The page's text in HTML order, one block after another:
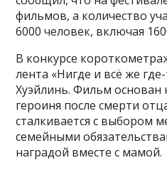
фильмов, а количество
6000 человек, включая
В конкурсе
лента «Нигде и всё же
Хуэйлинь. Фильм основан
героиня после смерти
сталкивается с выбором
семейными
наградой вместе с мамой.